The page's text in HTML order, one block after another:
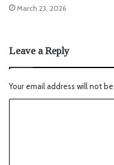
March 23, 2026
Leave a Reply
Your email address will not